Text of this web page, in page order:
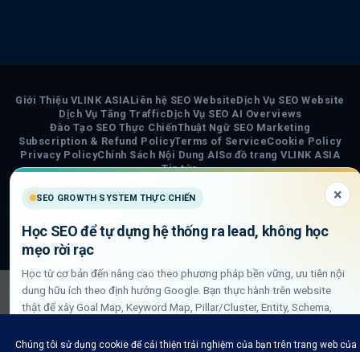
Visa PayPal Stripe MasterCard
Cash
Delivery
Giới Thiệu VLINK ASIALiên hệ SEO WebsiteDịch Vụ SEO Website
Dịch Vụ Tăng TrafficDịch Vụ SEO AI Overviews
Đào Tạo SEO Thực ChiếnThuật Ngữ SEO Marketing
Subscription & Refund PolicyTerms of ServiceCookie Policy
Privacy PolicyChính Sách Nội Dung AISơ đồ trang VLINK ASIA
Tin tức
COPYRIGHT 2026 ©VLINK ASIA
SEO GROWTH SYSTEM THỰC CHIẾN ×
Học SEO để tự dựng hệ thống ra lead, không học
mẹo rời rạc
Học từ cơ bản đến nâng cao theo phương pháp bền vững, ưu tiên nội
dung hữu ích theo định hướng Google. Bạn thực hành trên website
thật để xây Goal Map, Keyword Map, Pillar/Cluster, Entity, Schema,